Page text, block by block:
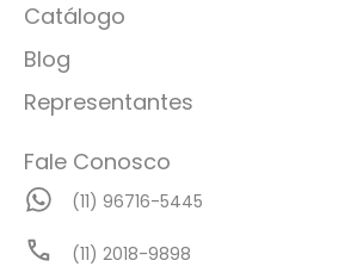
Catálogo
Blog
Representantes
Fale Conosco
(11) 96716-5445
(11) 2018-9898